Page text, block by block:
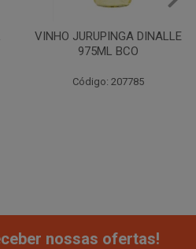
VINHO JURUPINGA DINALLE
975ML BCO
Código: 207785
nossas ofertas!